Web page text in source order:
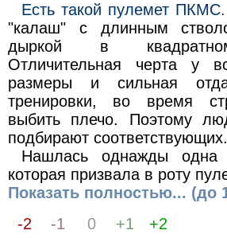
Есть такой пулемет ПКМС.
"калаш" с длинным
дыркой в
Отличительная черта у
размеры и сильная
тренировки, во время
выбить плечо. Поэтому
подбирают соответствующих.
Нашлась однажды одна
которая призвала в роту
Показать полностью... (до
-2
-1 0 +1
+2